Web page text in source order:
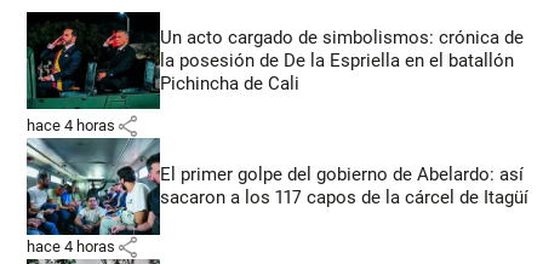
Un acto cargado de simbolismos: crónica de
la posesión de De la Espriella en el batallón
Pichincha de Cali
hace 4 horas share
El primer golpe del gobierno de Abelardo: así
sacaron a los 117 capos de la cárcel de Itagüí
hace 4 horas share